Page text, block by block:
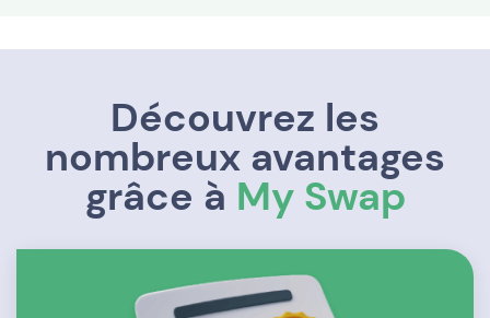
Découvrez les
nombreux avantages
grâce à My Swap